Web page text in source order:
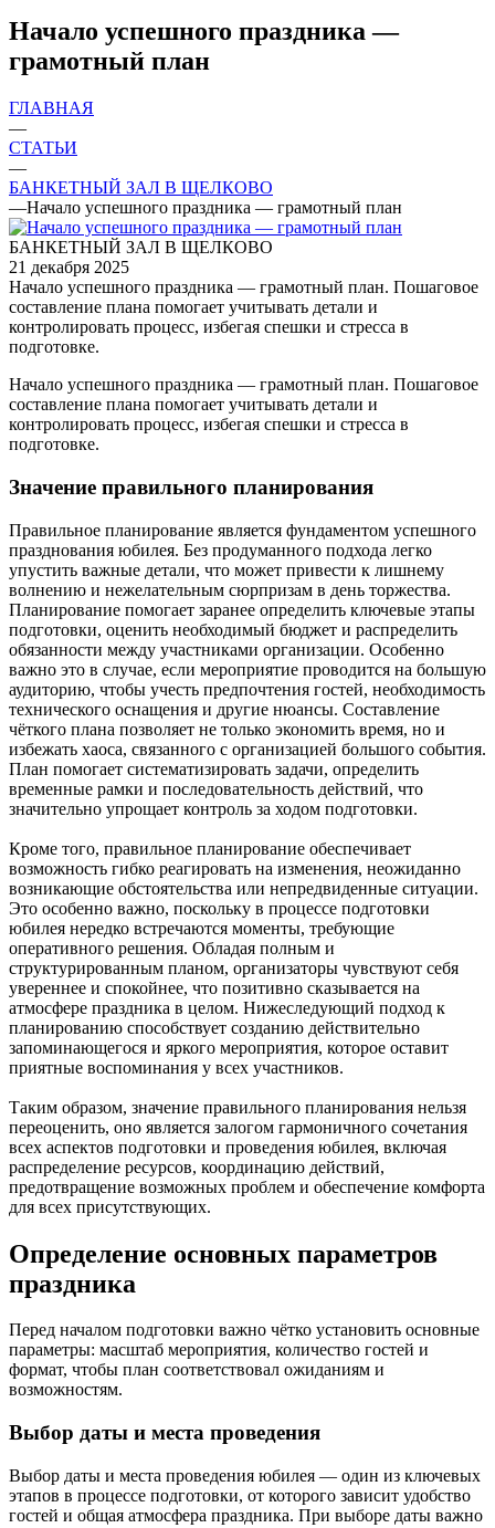
Начало успешного праздника —
грамотный план
ГЛАВНАЯ
—
СТАТЬИ
—
БАНКЕТНЫЙ ЗАЛ В ЩЕЛКОВО
—Начало успешного праздника — грамотный план
БАНКЕТНЫЙ ЗАЛ В ЩЕЛКОВО
21 декабря 2025
Начало успешного праздника — грамотный план. Пошаговое
составление плана помогает учитывать детали и
контролировать процесс, избегая спешки и стресса в
подготовке.
Начало успешного праздника — грамотный план. Пошаговое
составление плана помогает учитывать детали и
контролировать процесс, избегая спешки и стресса в
подготовке.
Значение правильного планирования
Правильное планирование является фундаментом успешного
празднования юбилея. Без продуманного подхода легко
упустить важные детали, что может привести к лишнему
волнению и нежелательным сюрпризам в день торжества.
Планирование помогает заранее определить ключевые этапы
подготовки, оценить необходимый бюджет и распределить
обязанности между участниками организации. Особенно
важно это в случае, если мероприятие проводится на большую
аудиторию, чтобы учесть предпочтения гостей, необходимость
технического оснащения и другие нюансы. Составление
чёткого плана позволяет не только экономить время, но и
избежать хаоса, связанного с организацией большого события.
План помогает систематизировать задачи, определить
временные рамки и последовательность действий, что
значительно упрощает контроль за ходом подготовки.
Кроме того, правильное планирование обеспечивает
возможность гибко реагировать на изменения, неожиданно
возникающие обстоятельства или непредвиденные ситуации.
Это особенно важно, поскольку в процессе подготовки
юбилея нередко встречаются моменты, требующие
оперативного решения. Обладая полным и
структурированным планом, организаторы чувствуют себя
увереннее и спокойнее, что позитивно сказывается на
атмосфере праздника в целом. Нижеследующий подход к
планированию способствует созданию действительно
запоминающегося и яркого мероприятия, которое оставит
приятные воспоминания у всех участников.
Таким образом, значение правильного планирования нельзя
переоценить, оно является залогом гармоничного сочетания
всех аспектов подготовки и проведения юбилея, включая
распределение ресурсов, координацию действий,
предотвращение возможных проблем и обеспечение комфорта
для всех присутствующих.
Определение основных параметров
праздника
Перед началом подготовки важно чётко установить основные
параметры: масштаб мероприятия, количество гостей и
формат, чтобы план соответствовал ожиданиям и
возможностям.
Выбор даты и места проведения
Выбор даты и места проведения юбилея — один из ключевых
этапов в процессе подготовки, от которого зависит удобство
гостей и общая атмосфера праздника. При выборе даты важно